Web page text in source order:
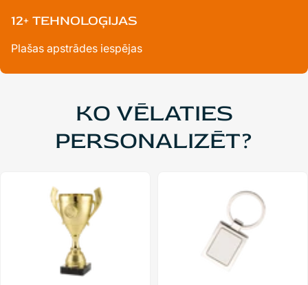
12+ TEHNOLOĢIJAS
Plašas apstrādes iespējas
KO VĒLATIES
PERSONALIZĒT?